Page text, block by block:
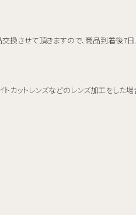
換させて頂きますので、商品到着後7
カットレンズなどのレンズ加工をした